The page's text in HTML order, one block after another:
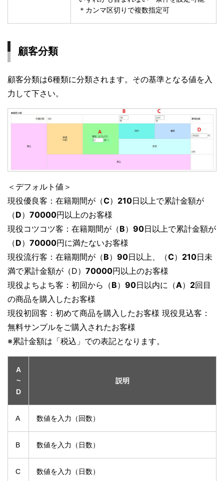
＊カンマ区切りで複数指定可
顧客分類
顧客分類は6種類に分類されます。その基準となる値を入
力して下さい。
＜デフォルト値＞
現役優良客：在籍期間が（C） 210日以上で累計金額が
（D） 70000円以上のお客様
現役コツコツ客：在籍期間が（B） 90日以上で累計金額が
（D） 70000円に満たないお客様
現役流行客：在籍期間が（B） 90日以上、（C） 210日未
満で累計金額が（D） 70000円以上のお客様
現役よちよち客：初回から（B） 90日以内に（A） 2回目
の商品を購入したお客様
現役初回客：初めて商品を購入したお客様 現役見込客：
無料サンプルをご購入されたお客様
※累計金額は「税込」での表記となります。
A
~
D
説明
A 数値を入力（回数）
B 数値を入力（日数）
C 数値を入力（日数）